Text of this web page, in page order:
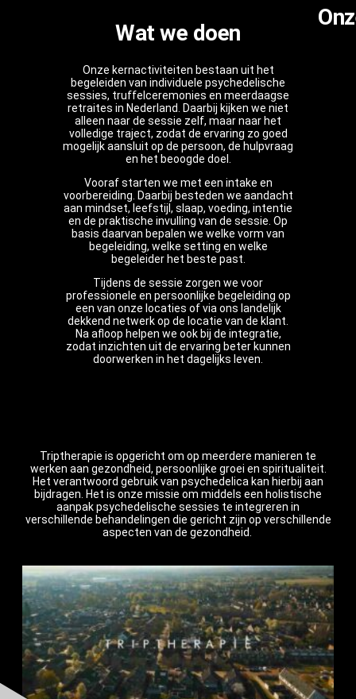
Wat we doen
Onze kernactiviteiten bestaan uit het
begeleiden van individuele psychedelische
sessies, truffelceremonies en meerdaagse
retraites in Nederland. Daarbij kijken we niet
alleen naar de sessie zelf, maar naar het
volledige traject, zodat de ervaring zo goed
mogelijk aansluit op de persoon, de hulpvraag
en het beoogde doel.
Vooraf starten we met een intake en
voorbereiding. Daarbij besteden we aandacht
aan mindset, leefstijl, slaap, voeding, intentie
en de praktische invulling van de sessie. Op
basis daarvan bepalen we welke vorm van
begeleiding, welke setting en welke
begeleider het beste past.
Tijdens de sessie zorgen we voor
professionele en persoonlijke begeleiding op
een van onze locaties of via ons landelijk
dekkend netwerk op de locatie van de klant.
Na afloop helpen we ook bij de integratie,
zodat inzichten uit de ervaring beter kunnen
doorwerken in het dagelijks leven.
Triptherapie is opgericht om op meerdere manieren te
werken aan gezondheid, persoonlijke groei en spiritualiteit.
Het verantwoord gebruik van psychedelica kan hierbij aan
bijdragen. Het is onze missie om middels een holistische
aanpak psychedelische sessies te integreren in
verschillende behandelingen die gericht zijn op verschillende
aspecten van de gezondheid.